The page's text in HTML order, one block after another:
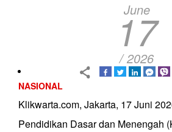
June
17
/ 2026
NASIONAL
Klikwarta.com, Jakarta, 17 Juni
Pendidikan Dasar dan Menengah